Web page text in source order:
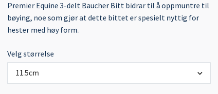
Premier Equine 3-delt Baucher Bitt bidrar til å oppmuntre til
bøying, noe som gjør at dette bittet er spesielt nyttig for
hester med høy form.
Velg størrelse
11.5cm